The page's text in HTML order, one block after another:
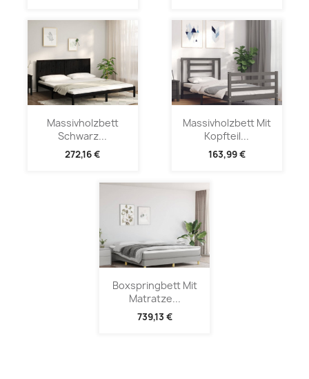
Massivholzbett
Schwarz...
272,16 €
Massivholzbett Mit
Kopfteil...
163,99 €
Boxspringbett Mit
Matratze...
739,13 €